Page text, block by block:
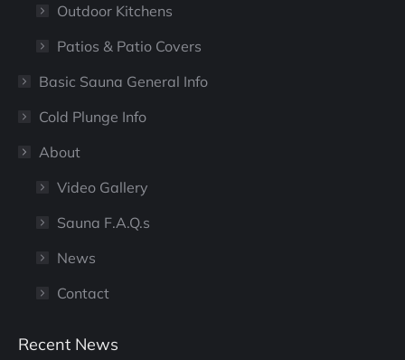
Outdoor Kitchens
Patios & Patio Covers
Basic Sauna General Info
Cold Plunge Info
About
Video Gallery
Sauna F.A.Q.s
News
Contact
Recent News